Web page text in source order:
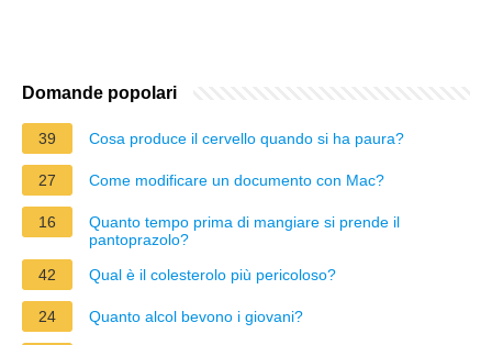
Domande popolari
39 Cosa produce il cervello quando si ha paura?
27 Come modificare un documento con Mac?
16
Quanto tempo prima di mangiare si prende il
pantoprazolo?
42
Qual è il colesterolo più pericoloso?
24 Quanto alcol bevono i giovani?